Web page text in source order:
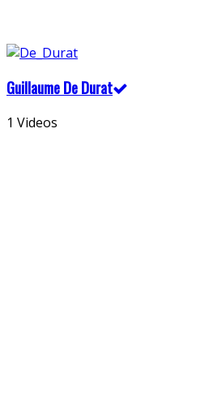
Guillaume De Durat
1 Videos